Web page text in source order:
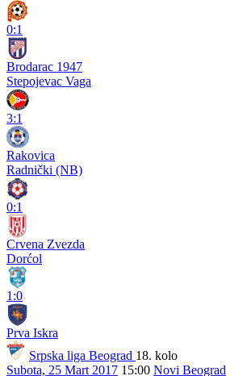
0:1
Brodarac 1947
Stepojevac Vaga
3:1
Rakovica
Radnički (NB)
0:1
Crvena Zvezda
Dorćol
1:0
Prva Iskra
Srpska liga Beograd 18. kolo
Subota, 25 Mart 2017 15:00 Novi Beograd